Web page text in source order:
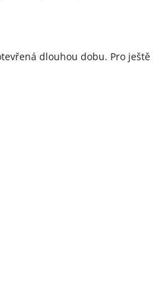
dlouhou dobu. Pro ještě